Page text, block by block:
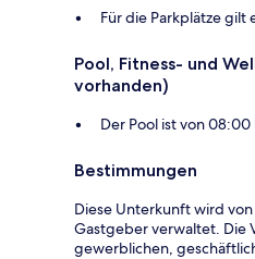
Für die Parkplätze gilt
Pool, Fitness- und
vorhanden)
Der Pool ist von
Bestimmungen
Diese Unterkunft wird
Gastgeber verwaltet. Die
gewerblichen,